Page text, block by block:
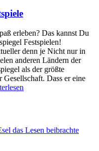
erleben? Das kannst Du
Festspielen!
denn je Nicht nur in
anderen Ländern der
als der größte
Dass er eine